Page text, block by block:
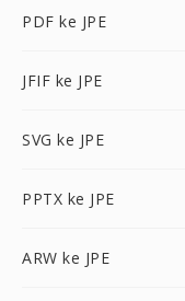
PDF ke JPE
JFIF ke JPE
SVG ke JPE
PPTX ke JPE
ARW ke JPE